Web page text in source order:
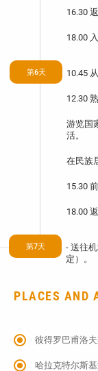
16.30
18.00
第6天 10.45
12.30
游览国
活。
在民族
15.30
18.00
第7天
- 送往
定）。
PLACES AND
彼得罗巴甫洛
哈拉克特尔斯